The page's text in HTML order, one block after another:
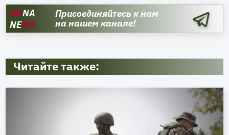
ANNA
NEWS
Присоединяйтесь к нам
на нашем канале!
Читайте также: